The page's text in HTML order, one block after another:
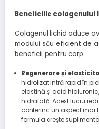
Beneficiile
Colagenul lichid aduce
modului său eficient de
beneficii pentru corp:
Regenerare și
hidrolizat intră rapid în
elastină și acid
hidratată. Acest lucru
conferind un aspect mai
formula crește